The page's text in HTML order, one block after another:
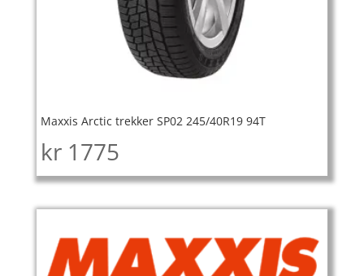
Maxxis Arctic trekker SP02 245/40R19 94T
kr 1775